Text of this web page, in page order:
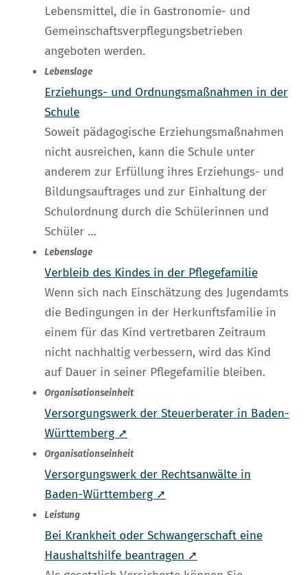
Lebensmittel, die in Gastronomie- und
Gemeinschaftsverpflegungsbetrieben
angeboten werden.
Lebenslage
Erziehungs- und Ordnungsmaßnahmen in der
Schule
Soweit pädagogische Erziehungsmaßnahmen
nicht ausreichen, kann die Schule unter
anderem zur Erfüllung ihres Erziehungs- und
Bildungsauftrages und zur Einhaltung der
Schulordnung durch die Schülerinnen und
Schüler …
Lebenslage
Verbleib des Kindes in der Pflegefamilie
Wenn sich nach Einschätzung des Jugendamts
die Bedingungen in der Herkunftsfamilie in
einem für das Kind vertretbaren Zeitraum
nicht nachhaltig verbessern, wird das Kind
auf Dauer in seiner Pflegefamilie bleiben.
Organisationseinheit
Versorgungswerk der Steuerberater in Baden-
Württemberg ➚
Organisationseinheit
Versorgungswerk der Rechtsanwälte in
Baden-Württemberg ➚
Leistung
Bei Krankheit oder Schwangerschaft eine
Haushaltshilfe beantragen ➚